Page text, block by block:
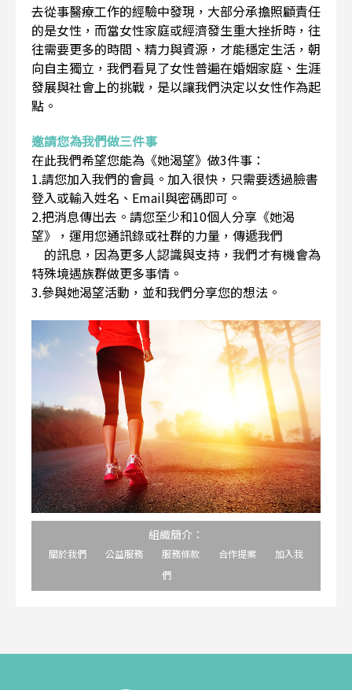
去從事醫療工作的經驗中發現，大部分承擔照顧責任
的是女性，而當女性家庭或經濟發生重大挫折時，往
往需要更多的時間、精力與資源，才能穩定生活，朝
向自主獨立，我們看見了女性普遍在婚姻家庭、生涯
發展與社會上的挑戰，是以讓我們決定以女性作為起
點。
邀請您為我們做三件事
在此我們希望您能為《她渴望》做3件事：
1.請您加入我們的會員。加入很快，只需要透過臉書
登入或輸入姓名、Email與密碼即可。
2.把消息傳出去。請您至少和10個人分享《她渴
望》，運用您通訊錄或社群的力量，傳遞我們
的訊息，因為更多人認識與支持，我們才有機會為
特殊境遇族群做更多事情。
3.參與她渴望活動，並和我們分享您的想法。
組織簡介：
關於我們 公益服務 服務條款 合作提案
加入我
們